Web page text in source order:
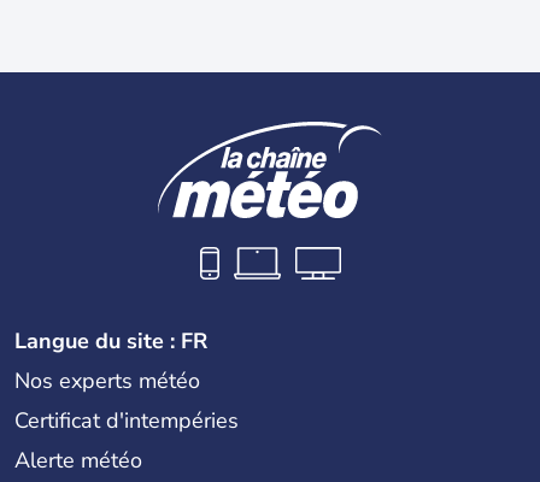
Langue du site : FR
Nos experts météo
Certificat d'intempéries
Alerte météo